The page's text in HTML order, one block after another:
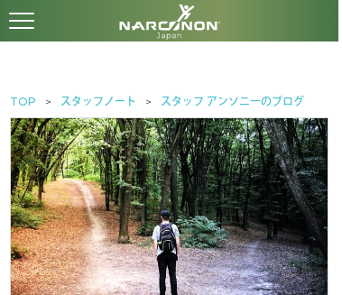
TOP スタッフノート スタッフ アンソニーのブログ